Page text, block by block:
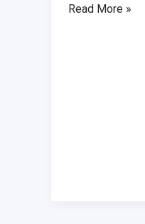
Read More »